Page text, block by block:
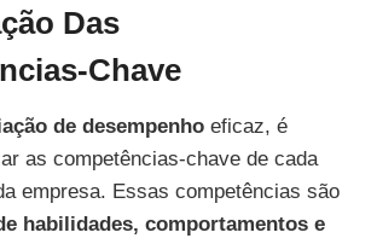
Das
Chave
de desempenho eficaz, é
as competências-chave de cada
empresa. Essas competências são
habilidades, comportamentos e